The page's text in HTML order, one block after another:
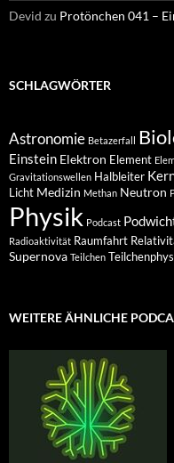
Devid zu Protönchen 041 –
SCHLAGWÖRTER
Astronomie Betazerfall
Einstein Elektron Element
Gravitationswellen Halbleiter
Licht Medizin Methan Neutron
Physik Podcast
Radioaktivität Raumfahrt
Supernova Teilchen
WEITERE ÄHNLICHE